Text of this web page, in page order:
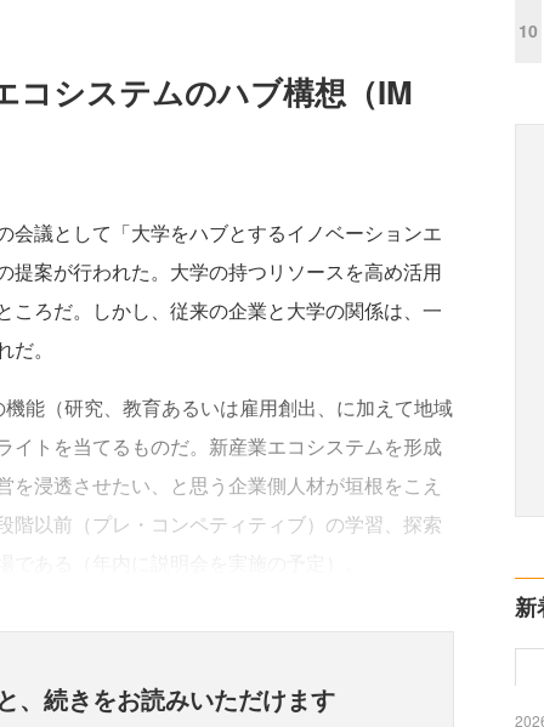
コシステムのハブ構想（IM
議として「大学をハブとするイノベーションエ
提案が行われた。大学の持つリソースを高め活用
ころだ。しかし、従来の企業と大学の関係は、一
。
能（研究、教育あるいは雇用創出、に加えて地域
イトを当てるものだ。新産業エコシステムを形成
浸透させたい、と思う企業側人材が垣根をこえ
階以前（プレ・コンペティティブ）の学習、探索
、続きをお読みいただけます
10
新